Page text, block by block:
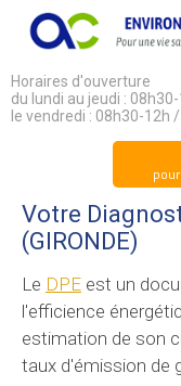
Horaires d'ouverture
du lundi au jeudi :
le vendredi : 08h30-12h
Votre
(GIRONDE)
Le DPE est un
l'efficience
estimation de son
taux d'émission de